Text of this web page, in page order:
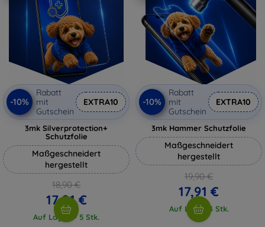
-10%
Rabatt
mit
Gutschein
EXTRA10
3mk Silverprotection+
Schutzfolie
Maßgeschneidert
hergestellt
18,90 €
17,01 €
Auf Lager > 5 Stk.
-10%
Rabatt
mit
Gutschein
EXTRA10
3mk Hammer Schutzfolie
Maßgeschneidert
hergestellt
19,90 €
17,91 €
Auf Lager 3 Stk.